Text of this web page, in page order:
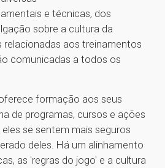
e técnicas, dos
sobre a cultura da
relacionadas aos treinamentos
comunicadas a todos os
formação aos seus
de programas, cursos e ações
se sentem mais seguros
deles. Há um alinhamento
as 'regras do jogo' e a cultura